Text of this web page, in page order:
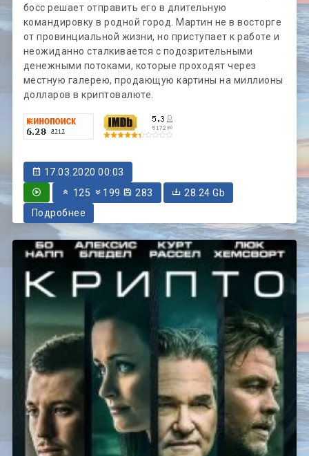
босс решает отправить его в длительную
командировку в родной город. Мартин не в восторге
от провинциальной жизни, но приступает к работе и
неожиданно сталкивается с подозрительными
денежными потоками, которые проходят через
местную галерею, продающую картины на миллионы
долларов в криптовалюте.
17.03.2020 00:03
125
199 283
28.24 Gb
Подробнее